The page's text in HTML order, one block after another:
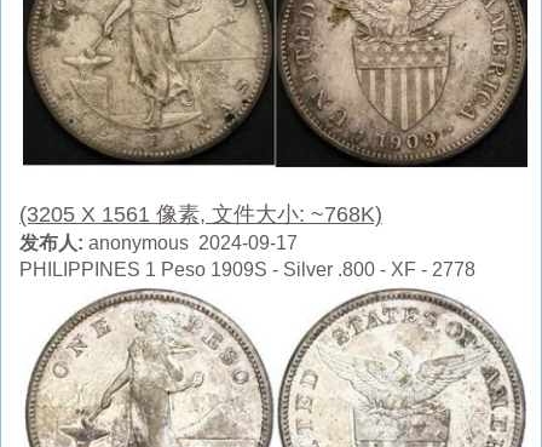
(3205 X 1561 像素, 文件大小: ~768K)
发布人: anonymous 2024-09-17
PHILIPPINES 1 Peso 1909S - Silver .800 - XF - 2778